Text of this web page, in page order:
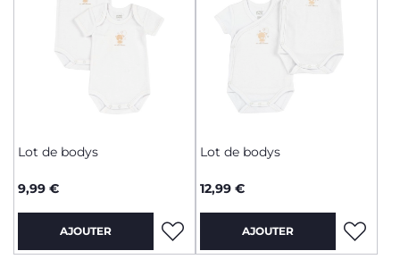
Lot de bodys
9,99 €
AJOUTER
Lot de bodys
12,99 €
AJOUTER